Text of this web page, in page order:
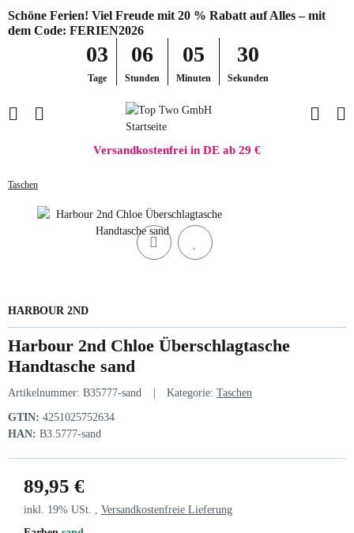
Schöne Ferien! Viel Freude mit 20 % Rabatt auf Alles – mit
dem Code: FERIEN2026
03
Tage
06
Stunden
05
Minuten
30
Sekunden
Versandkostenfrei in DE ab 29 €
Taschen
HARBOUR 2ND
Harbour 2nd Chloe Überschlagtasche
Handtasche sand
Artikelnummer: B35777-sand Kategorie: Taschen
GTIN: 4251025752634
HAN: B3.5777-sand
89,95 €
inkl. 19% USt. , Versandkostenfreie Lieferung